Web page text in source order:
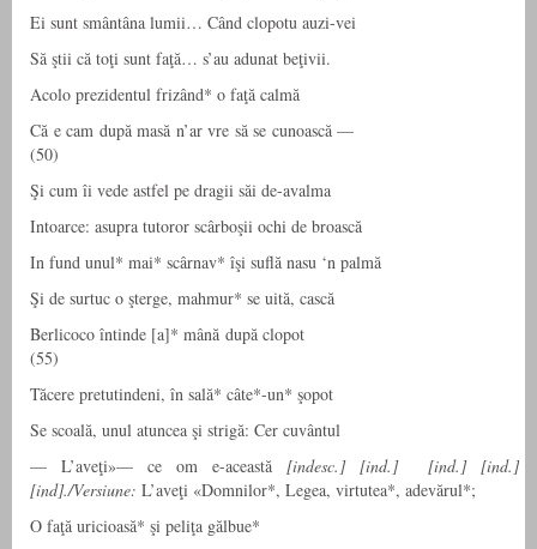
Ei sunt smântâna lumii… Când clopotu auzi-vei
Să ştii că toţi sunt faţă… s’au adunat beţivii.
Acolo prezidentul frizând* o faţă calmă
Că e cam după masă n’ar vre să se cunoască —
(50)
Şi cum îi vede astfel pe dragii săi de-avalma
Intoarce: asupra tutoror scârboşii ochi de broască
In fund unul* mai* scârnav* îşi suflă nasu ‘n palmă
Şi de surtuc o şterge, mahmur* se uită, cască
Berlicoco întinde [a]* mână după clopot
(55)
Tăcere pretutindeni, în sală* câte*-un* şopot
Se scoală, unul atuncea şi strigă: Cer cuvântul
— L’aveţi»— ce om e-această [indesc.] [ind.] [ind.] [ind.]
[ind]./Versiune: L’aveţi «Domnilor*, Legea, virtutea*, adevărul*;
O faţă uricioasă* şi peliţa gălbue*